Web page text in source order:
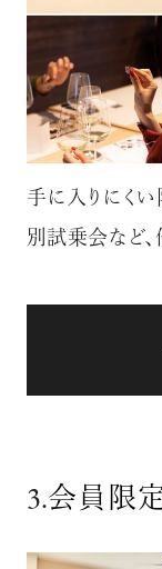
手に入りにく
別試乗会など、
3.会員限